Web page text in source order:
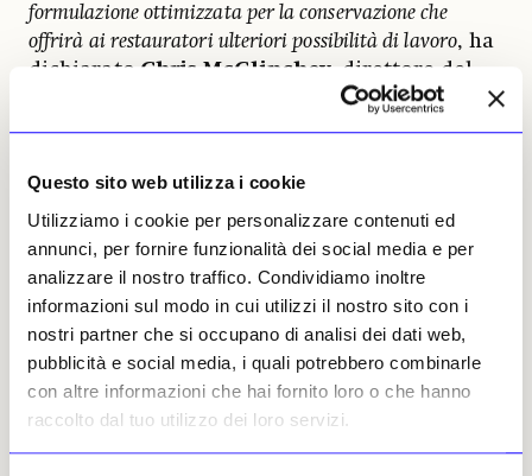
Questo sito web utilizza i cookie
Utilizziamo i cookie per personalizzare contenuti ed
annunci, per fornire funzionalità dei social media e per
analizzare il nostro traffico. Condividiamo inoltre
informazioni sul modo in cui utilizzi il nostro sito con i
nostri partner che si occupano di analisi dei dati web,
pubblicità e social media, i quali potrebbero combinarle
con altre informazioni che hai fornito loro o che hanno
raccolto dal tuo utilizzo dei loro servizi.
formulazione ottimizzata per la conservazione che
offrirà ai restauratori ulteriori possibilità di lavoro, ha
dichiarato Chris McGlinchey, direttore del
progetto alla Nyu ed ex scienziato senior di
restauro al Museum of Modern Art.È sempre una
svolgere il proprio lavoro in modo più sicuro ed efficace
Un’altra novità è che il Beva 371 Akron può
essere
prodotto in tre versioni
: una forma
premiscelata e termosaldabile simile alla
formula originale; una forma solida estrusa in
strisce simili a spaghetti che hanno una
durata di conservazione più lunga e, una volta
spezzate in palline, sono molto più facili da